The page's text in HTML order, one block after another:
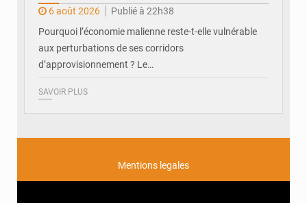
6 août 2026
Publié à 22h38
Pourquoi l’économie malienne reste-t-elle vulnérable
aux perturbations de ses corridors
d’approvisionnement ? Le…
SAVOIR PLUS
Mentions legales